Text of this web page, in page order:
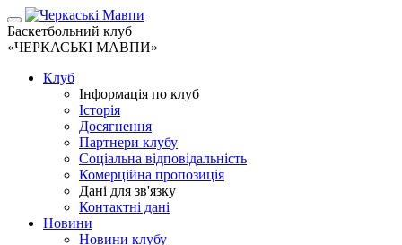
Баскетбольний клуб
«ЧЕРКАСЬКІ МАВПИ»
Клуб
Інформація по клуб
Історія
Досягнення
Партнери клубу
Соціальна відповідальність
Комерційна пропозиція
Дані для зв'язку
Контактні дані
Новини
Новини клубу